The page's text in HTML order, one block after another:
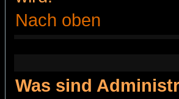
Nach oben
Was sind